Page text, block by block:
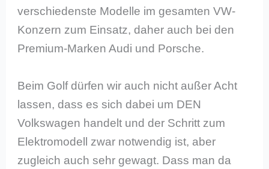
verschiedenste Modelle im gesamten VW-
Konzern zum Einsatz, daher auch bei den
Premium-Marken Audi und Porsche.
Beim Golf dürfen wir auch nicht außer Acht
lassen, dass es sich dabei um DEN
Volkswagen handelt und der Schritt zum
Elektromodell zwar notwendig ist, aber
zugleich auch sehr gewagt. Dass man da